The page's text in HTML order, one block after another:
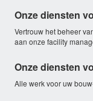
Onze diensten
Vertrouw het beheer
aan onze facility
Onze diensten
Alle werk voor uw